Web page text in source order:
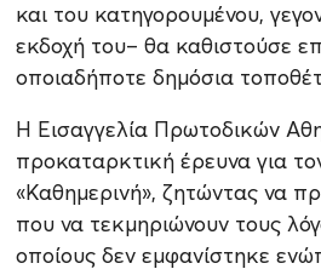
και του κατηγορουμένου,
εκδοχή του– θα καθιστούσε
οποιαδήποτε δημόσια
Η Εισαγγελία Πρωτοδικών
προκαταρκτική έρευνα για
«Καθημερινή», ζητώντας να
που να τεκμηριώνουν τους
οποίους δεν εμφανίστηκε